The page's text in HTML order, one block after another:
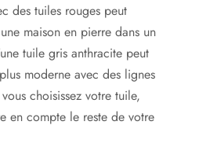
des tuiles rouges peut
maison en pierre dans un
tuile gris anthracite peut
moderne avec des lignes
choisissez votre tuile,
en compte le reste de votre